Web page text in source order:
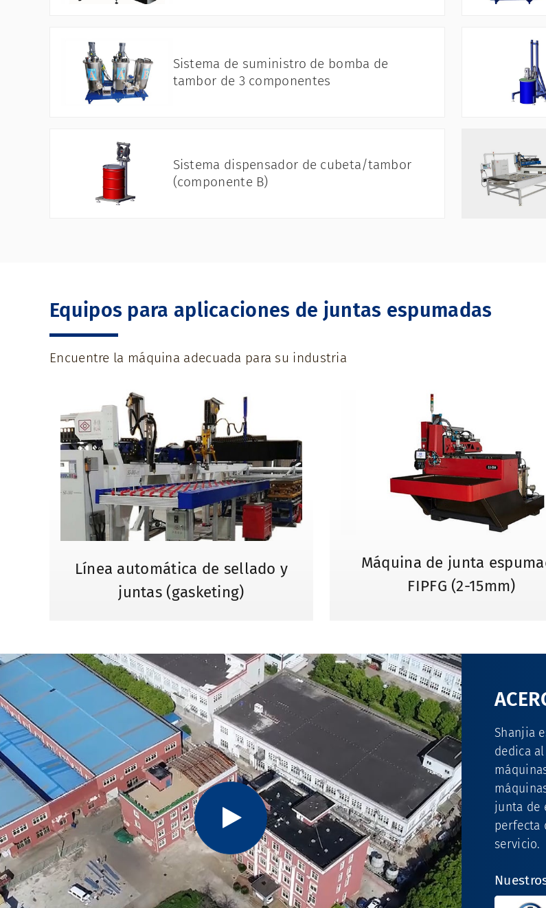
Sistema de suministro de bomba de
tambor de 3 componentes
Sistema dispensador de cubeta/tambor
(componente B)
Equipos para aplicaciones de juntas espumadas
Encuentre la máquina adecuada para su industria
Línea automática de sellado y
juntas (gasketing)
Máquina de junta
FIPFG (2-15mm)
Shanjia
dedica
junta de
perfecta
servicio.